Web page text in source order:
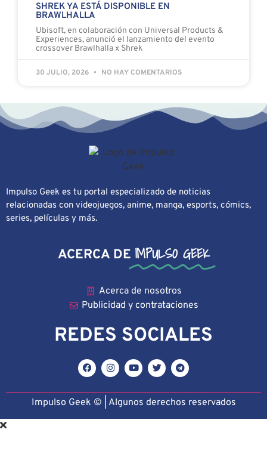
SHREK YA ESTÁ DISPONIBLE EN
BRAWLHALLA
Ubisoft, en colaboración con Universal Products &
Experiences, anunció el lanzamiento del evento
crossover Brawlhalla x Shrek
30 JULIO, 2026 NO HAY COMENTARIOS
Impulso Geek es tu portal especializado de noticias
relacionadas con videojuegos, anime, manga, esports, cómics,
series, películas y más.
ACERCA DE IMPULSO GEEK
Acerca de nosotros
Publicidad y contrataciones
REDES SOCIALES
Impulso Geek © | Algunos derechos reservados